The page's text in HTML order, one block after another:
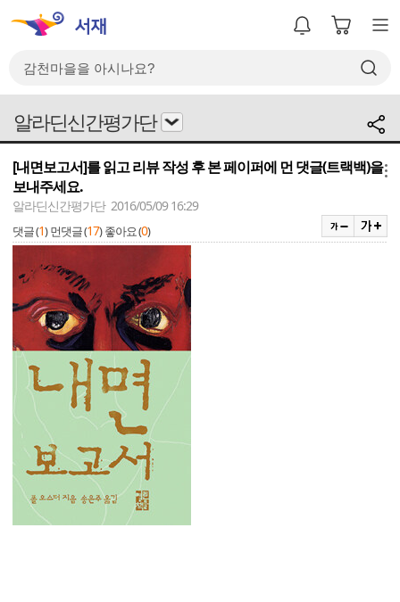
알라딘신간평가단
[내면보고서]를 읽고 리뷰 작성 후 본 페이퍼에 먼 댓글(트랙백)을
보내주세요.
알라딘신간평가단 2016/05/09 16:29
댓글 (1) 먼댓글 (17) 좋아요 (0)